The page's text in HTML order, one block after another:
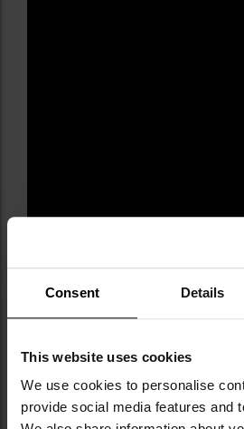
Consent Details
This website uses cookies
We use cookies to personalise
provide social media features and
Informacja o producencie i
DANE